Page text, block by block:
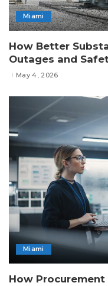
Miami
How Better
Outages and
May 4, 2026
Miami
How